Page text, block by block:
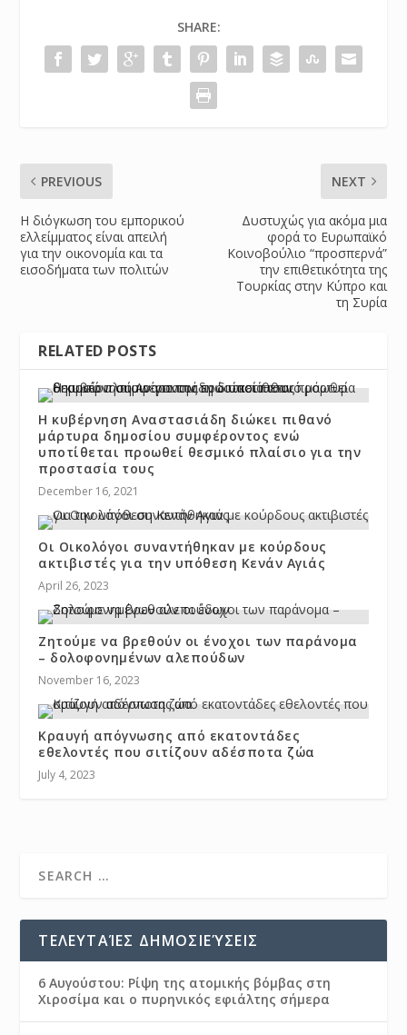
SHARE:
PREVIOUS
Η διόγκωση του εμπορικού
ελλείμματος είναι απειλή
για την οικονομία και τα
εισοδήματα των πολιτών
NEXT
Δυστυχώς για ακόμα μια
φορά το Ευρωπαϊκό
Κοινοβούλιο “προσπερνά”
την επιθετικότητα της
Τουρκίας στην Κύπρο και
τη Συρία
RELATED POSTS
Η κυβέρνηση Αναστασιάδη διώκει πιθανό
μάρτυρα δημοσίου συμφέροντος ενώ
υποτίθεται προωθεί θεσμικό πλαίσιο για την
προστασία τους
December 16, 2021
Οι Οικολόγοι συναντήθηκαν με κούρδους
ακτιβιστές για την υπόθεση Κενάν Αγιάς
April 26, 2023
Ζητούμε να βρεθούν οι ένοχοι των παράνομα
– δολοφονημένων αλεπούδων
November 16, 2023
Κραυγή απόγνωσης από εκατοντάδες
εθελοντές που σιτίζουν αδέσποτα ζώα
July 4, 2023
ΤΕΛΕΥΤΑΊΕΣ ΔΗΜΟΣΙΕΎΣΕΙΣ
6 Αυγούστου: Ρίψη της ατομικής βόμβας στη
Χιροσίμα και ο πυρηνικός εφιάλτης σήμερα